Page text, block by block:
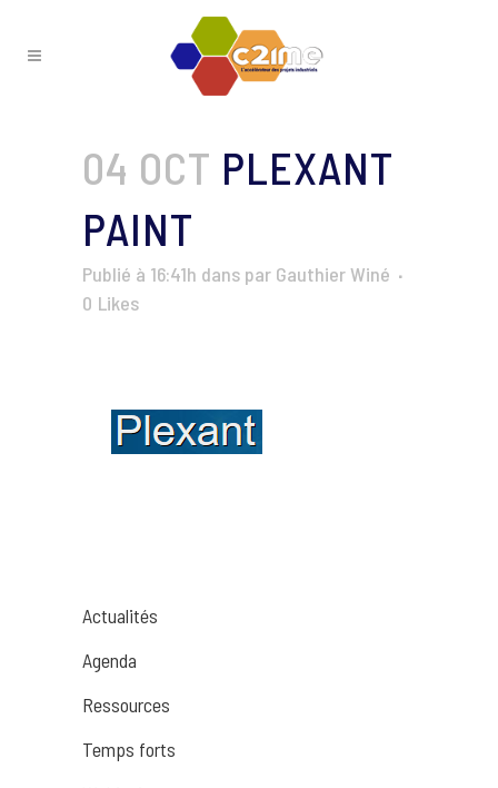
04 OCT PLEXANT
PAINT
Publié à 16:41h dans par Gauthier Winé
0 Likes
Actualités
Agenda
Ressources
Temps forts